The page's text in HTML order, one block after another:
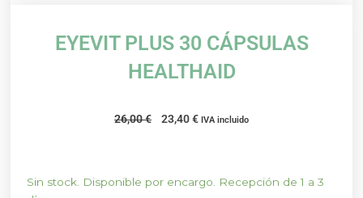
EYEVIT PLUS 30 CÁPSULAS
HEALTHAID
26,00€
El
26,00 €.
23,40€El
23,40 €.
IVA incluido
Sin stock. Disponible por encargo. Recepción de 1 a 3
EYEVIT